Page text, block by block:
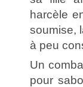
harcèle
soumise,
à peu
Un
pour